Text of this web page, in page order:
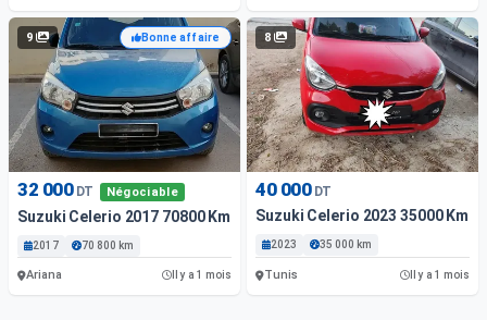
9 Bonne affaire
32 000 DT Négociable
Suzuki Celerio 2017 70800 Km
2017 70 800 km
Ariana Il y a 1 mois
8
40 000 DT
Suzuki Celerio 2023 35000 Km
2023 35 000 km
Tunis Il y a 1 mois